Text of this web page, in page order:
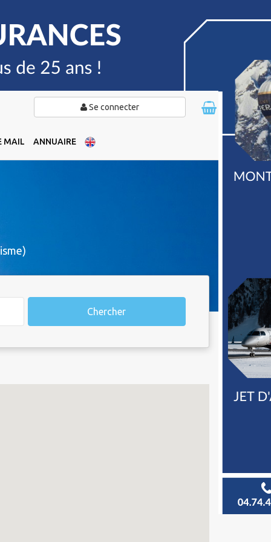
Se connecter
MAIL ANNUAIRE
Chercher